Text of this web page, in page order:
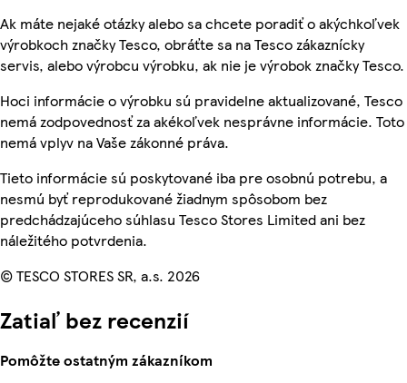
Ak máte nejaké otázky alebo sa chcete poradiť o akýchkoľvek
výrobkoch značky Tesco, obráťte sa na Tesco zákaznícky
servis, alebo výrobcu výrobku, ak nie je výrobok značky Tesco.
Hoci informácie o výrobku sú pravidelne aktualizované, Tesco
nemá zodpovednosť za akékoľvek nesprávne informácie. Toto
nemá vplyv na Vaše zákonné práva.
Tieto informácie sú poskytované iba pre osobnú potrebu, a
nesmú byť reprodukované žiadnym spôsobom bez
predchádzajúceho súhlasu Tesco Stores Limited ani bez
náležitého potvrdenia.
© TESCO STORES SR, a.s. 2026
Zatiaľ bez recenzií
Pomôžte ostatným zákazníkom